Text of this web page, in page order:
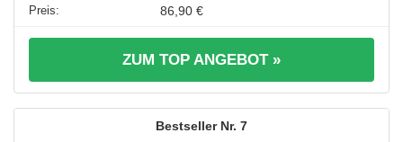
86,90 €
ZUM TOP ANGEBOT »
7